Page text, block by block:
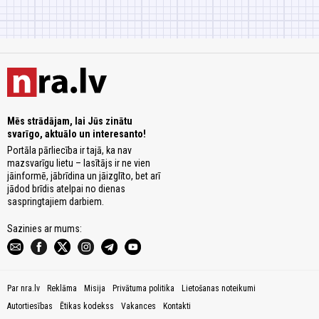
Mēs strādājam, lai Jūs zinātu
svarīgo, aktuālo un interesanto!
Portāla pārliecība ir tajā, ka nav
mazsvarīgu lietu – lasītājs ir ne vien
jāinformē, jābrīdina un jāizglīto, bet arī
jādod brīdis atelpai no dienas
saspringtajiem darbiem.
Sazinies ar mums:
Par nra.lv Reklāma Misija Privātuma politika
Lietošanas noteikumi
Autortiesības
Ētikas kodekss Vakances Kontakti